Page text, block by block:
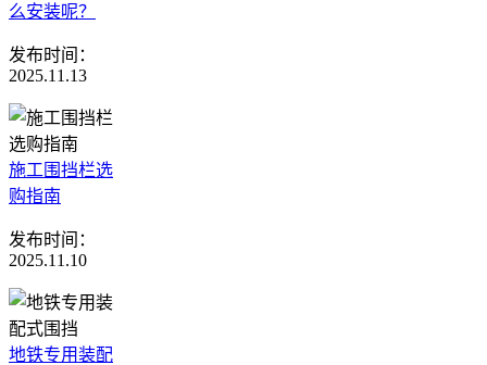
么安装呢？
发布时间：
2025.11.13
施工围挡栏选
购指南
发布时间：
2025.11.10
地铁专用装配